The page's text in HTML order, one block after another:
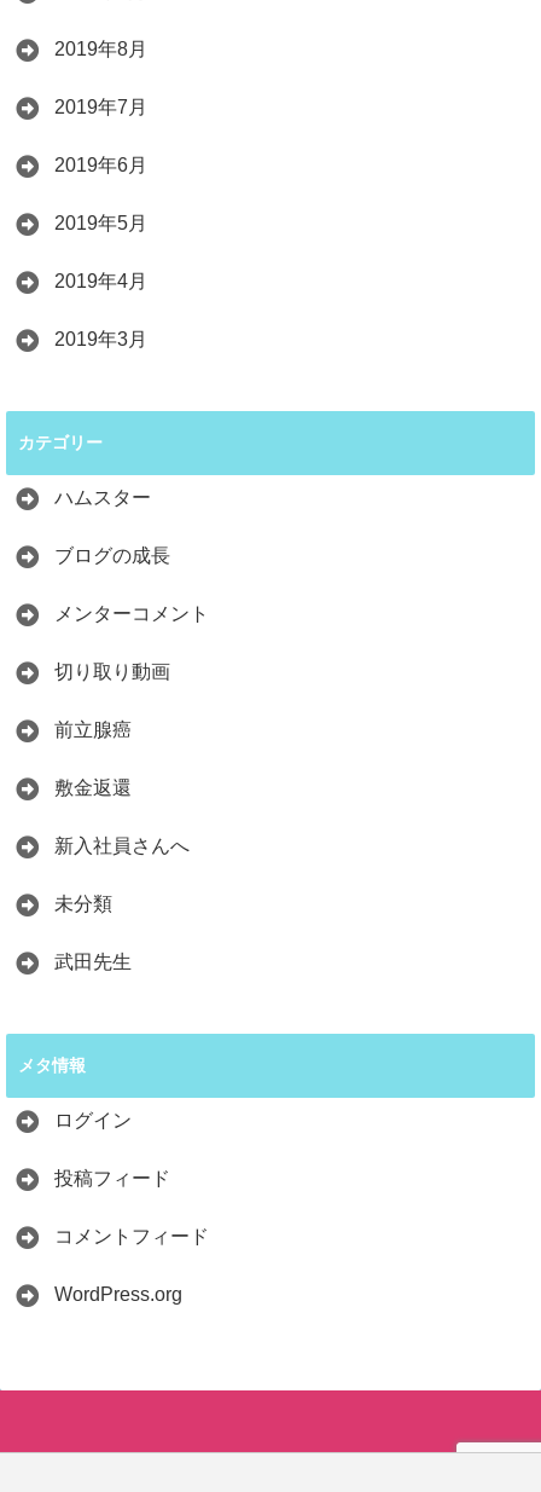
2019年8月
2019年7月
2019年6月
2019年5月
2019年4月
2019年3月
カテゴリー
ハムスター
ブログの成長
メンターコメント
切り取り動画
前立腺癌
敷金返還
新入社員さんへ
未分類
武田先生
メタ情報
ログイン
投稿フィード
コメントフィード
WordPress.org